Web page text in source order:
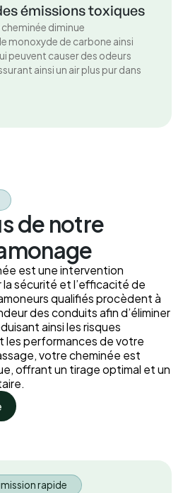
émissions toxiques
diminue
monoxyde de carbone ainsi
peuvent causer des odeurs
ainsi un air plus pur dans
de notre
est une intervention
sécurité et l’efficacité de
qualifiés procèdent à
des conduits afin d’éliminer
ainsi les risques
les performances de votre
votre cheminée est
offrant un tirage optimal et un
rapide